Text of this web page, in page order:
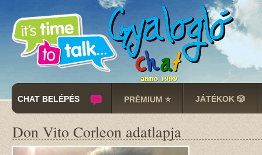
CHAT BELÉPÉS PRÉMIUM ⭐ JÁTÉKOK 🎲
Don Vito Corleon adatlapja